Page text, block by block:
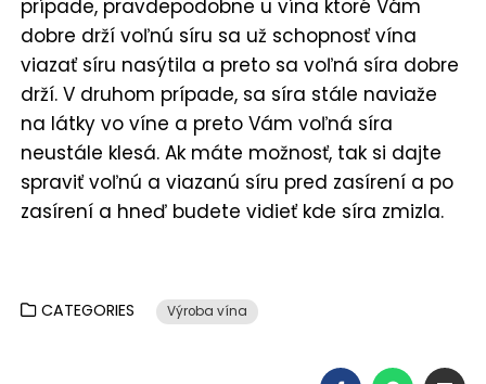
prípade, pravdepodobne u vína ktoré Vám
dobre drží voľnú síru sa už schopnosť vína
viazať síru nasýtila a preto sa voľná síra dobre
drží. V druhom prípade, sa síra stále naviaže
na látky vo víne a preto Vám voľná síra
neustále klesá. Ak máte možnosť, tak si dajte
spraviť voľnú a viazanú síru pred zasírení a po
zasírení a hneď budete vidieť kde síra zmizla.
CATEGORIES Výroba vína